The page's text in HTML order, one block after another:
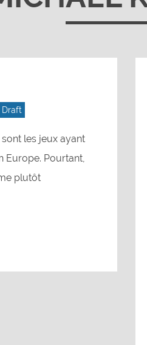
Draft
sont les jeux ayant
Europe. Pourtant,
plutôt